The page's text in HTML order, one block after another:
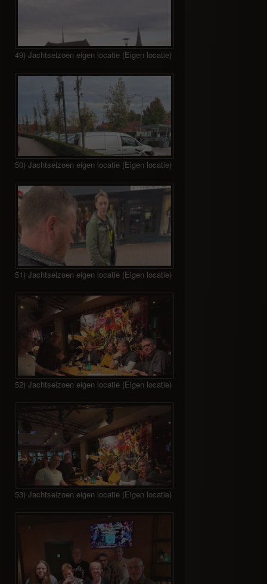
49) Jachtseizoen eigen locatie (Eigen locatie)
50) Jachtseizoen eigen locatie (Eigen locatie)
51) Jachtseizoen eigen locatie (Eigen locatie)
52) Jachtseizoen eigen locatie (Eigen locatie)
53) Jachtseizoen eigen locatie (Eigen locatie)